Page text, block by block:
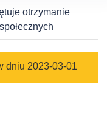
otrzymanie
dniu 2023-03-01